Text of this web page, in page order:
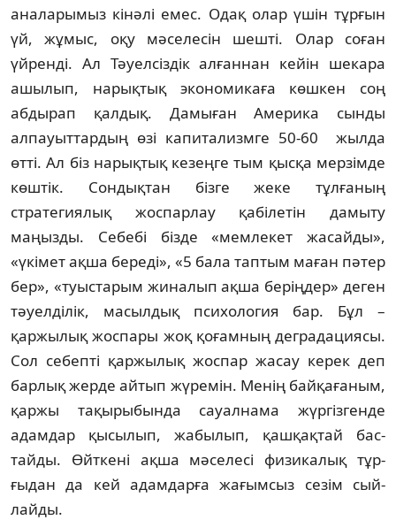
аналарымыз кінәлі емес. Одақ олар үшін тұрғын
үй, жұмыс, оқу мә­­­­селесін шешті. Олар соған
үйренді. Ал Тәуел­сіздік алғаннан кейін шекара
ашылып, на­рық­тық экономикаға көшкен соң
абдырап қалдық. Дамы­ған Америка сынды
алпауыттардың өзі капитализмге 50-60 жылда
өтті. Ал біз нарықтық кезеңге тым қысқа мерзімде
көштік. Сон­дықтан бізге жеке тұлғаның
стратегиялық жо­спарлау қабілетін дамыту
маңызды. Себебі бізде «мемлекет жасайды»,
«үкімет ақша б­е­ре­ді», «5 бала таптым маған пәтер
бер», «туыс­та­рым жиналып ақша беріңдер» деген
тәуелділік, масыл­дық психология бар. Бұл –
қаржылық жоспары жоқ қоғамның деградациясы.
Сол себепті қаржылық жоспар жасау керек деп
бар­лық жерде айтып жүремін. Менің байқа­ға­ным,
қаржы тақырыбында сауалнама жүр­гіз­генде
адамдар қысылып, жабылып, қашқақтай бас­
тайды. Өйткені ақша мәселесі физикалық тұр­
ғыдан да кей адамдарға жағымсыз сезім сый­
лайды.